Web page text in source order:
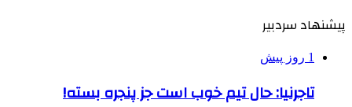
پیشنهاد سردبیر
1 روز پیش
تاجرنیا: حال تیم خوب است جز پنجره بسته!